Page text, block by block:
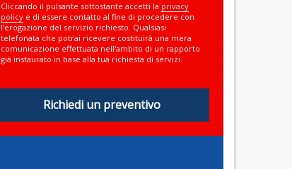
Cliccando il pulsante sottostante accetti la privacy
policy e di essere contatto al fine di procedere con
l'erogazione del servizio richiesto. Qualsiasi
telefonata che potrai ricevere costituirà una mera
comunicazione effettuata nell'ambito di un rapporto
già instaurato in base alla tua richiesta di servizi.
Richiedi un preventivo